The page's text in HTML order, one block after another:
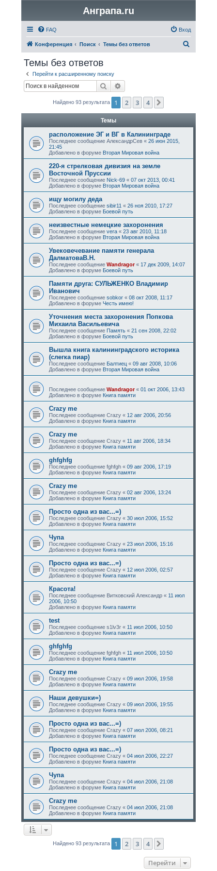
Анграпа.ru
FAQ Вход
Конференция Поиск Темы без ответов
Темы без ответов
Перейти к расширенному поиску
Поиск
Найдено 93 результата 1 2 3 4
Темы
расположение ЭГ и ВГ в Калининграде
Последнее сообщение АлександрСев« 26 июн 2015,
21:45
Добавлено в форуме Вторая Мировая война
220-я стрелковая дивизия на земле
Восточной Пруссии
Последнее сообщение Nick-69« 07 окт 2013, 00:41
Добавлено в форуме Вторая Мировая война
ищу могилу дедa
Последнее сообщение sibir11 « 26 ноя 2010, 17:27
Добавлено в форуме Боевой путь
неизвестные немецкие захоронения
Последнее сообщение vera« 23 авг 2010, 11:18
Добавлено в форуме Вторая Мировая война
Увековечевание памяти генерала
ДалматоваВ.Н.
Последнее сообщение Wandragor« 17 дек 2009, 14:07
Добавлено в форуме Боевой путь
Памяти друга: СУЛЬЖЕНКО Владимир
Иванович
Последнее сообщение sobkor« 08 окт 2008, 11:17
Добавлено в форуме Честь имею!
Уточнения места захоронения Попкова
Михаила Васильевича
Последнее сообщение Память« 21 сен 2008, 22:02
Добавлено в форуме Боевой путь
Вышла книга калининградского историка
(слегка пиар)
Последнее сообщение Балтиец« 09 авг 2008, 10:06
Добавлено в форуме Вторая Мировая война
Последнее сообщение Wandragor« 01 окт 2006, 13:43
Добавлено в форуме Книга памяти
Crazy me
Последнее сообщение Crazy« 12 авг 2006, 20:56
Добавлено в форуме Книга памяти
Crazy me
Последнее сообщение Crazy« 11 авг 2006, 18:34
Добавлено в форуме Книга памяти
ghfghfg
Последнее сообщение fghfgh« 09 авг 2006, 17:19
Добавлено в форуме Книга памяти
Crazy me
Последнее сообщение Crazy« 02 авг 2006, 13:24
Добавлено в форуме Книга памяти
Просто одна из вас...=)
Последнее сообщение Crazy« 30 июл 2006, 15:52
Добавлено в форуме Книга памяти
Чупа
Последнее сообщение Crazy« 23 июл 2006, 15:16
Добавлено в форуме Книга памяти
Просто одна из вас...=)
Последнее сообщение Crazy« 12 июл 2006, 02:57
Добавлено в форуме Книга памяти
Красота!
Последнее сообщение Витковский Александр« 11 июл
2006, 10:50
Добавлено в форуме Книга памяти
test
Последнее сообщение s1lv3r« 11 июл 2006, 10:50
Добавлено в форуме Книга памяти
ghfghfg
Последнее сообщение fghfgh« 11 июл 2006, 10:50
Добавлено в форуме Книга памяти
Crazy me
Последнее сообщение Crazy« 09 июл 2006, 19:58
Добавлено в форуме Книга памяти
Наши девушки=)
Последнее сообщение Crazy« 09 июл 2006, 19:55
Добавлено в форуме Книга памяти
Просто одна из вас...=)
Последнее сообщение Crazy« 07 июл 2006, 08:21
Добавлено в форуме Книга памяти
Просто одна из вас...=)
Последнее сообщение Crazy« 04 июл 2006, 22:27
Добавлено в форуме Книга памяти
Чупа
Последнее сообщение Crazy« 04 июл 2006, 21:08
Добавлено в форуме Книга памяти
Crazy me
Последнее сообщение Crazy« 04 июл 2006, 21:08
Добавлено в форуме Книга памяти
Найдено 93 результата 1 2 3 4
Перейти